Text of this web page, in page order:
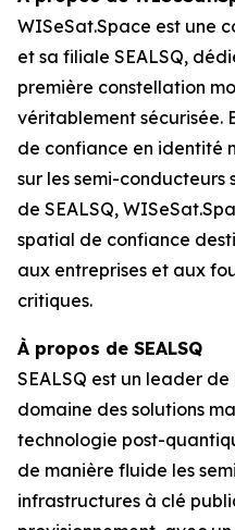
WISeSat.Space est une
et sa filiale SEALSQ,
première constellation
véritablement sécurisée.
de confiance en identité
sur les semi-conducteurs
de SEALSQ,
spatial de confiance
aux entreprises et aux
critiques.
À propos de SEALSQ
SEALSQ est un leader
domaine des solutions
technologie post-
de manière fluide les
infrastructures à clé